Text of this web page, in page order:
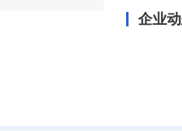
企业